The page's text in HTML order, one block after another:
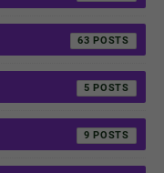
63
5
9